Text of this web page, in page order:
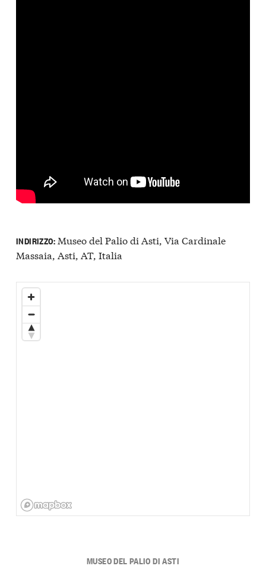
INDIRIZZO:Museo del Palio di Asti, Via Cardinale
Massaia, Asti, AT, Italia
MUSEO DEL PALIO DI ASTI